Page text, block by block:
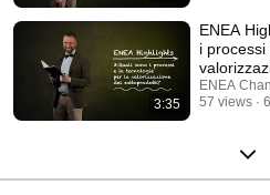
3:35
ENEA
i
ENEA
57 views